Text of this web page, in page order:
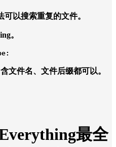
以搜索重复的文件。
。
文件名、文件后缀都可以。
最全